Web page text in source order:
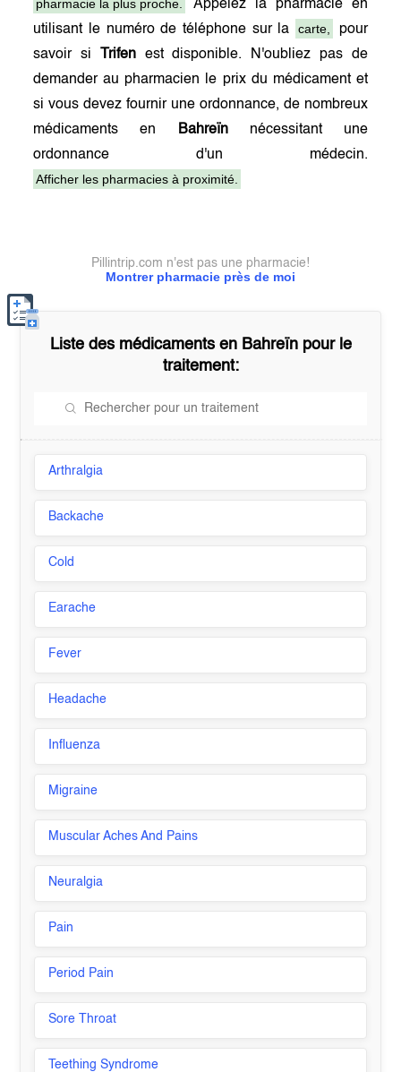
pharmacie la plus proche.
Appelez la pharmacie en
utilisant le numéro de téléphone sur la
carte,
pour
savoir si
Trifenest disponible. N'oubliez pas de
demander au pharmacien le prix du médicament et
si vous devez fournir une ordonnance, de nombreux
médicaments en
Bahreïnnécessitant une
ordonnance d'un médecin.
Afficher les pharmacies à proximité.
Montrer pharmacie près de moi
Pillintrip.com n'est pas une pharmacie!
Liste des médicaments en Bahreïnpour le
traitement:
Arthralgia
Backache
Cold
Earache
Fever
Headache
Influenza
Migraine
Muscular Aches And Pains
Neuralgia
Pain
Period Pain
Sore Throat
Teething Syndrome